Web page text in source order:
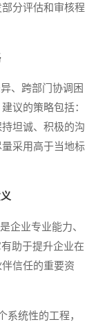
分评估和审核程
、跨部门协调困
议的策略包括：
坦诚、积极的沟
采用高于当地标
业专业能力、
助于提升企业在
信任的重要资
系统性的工程，